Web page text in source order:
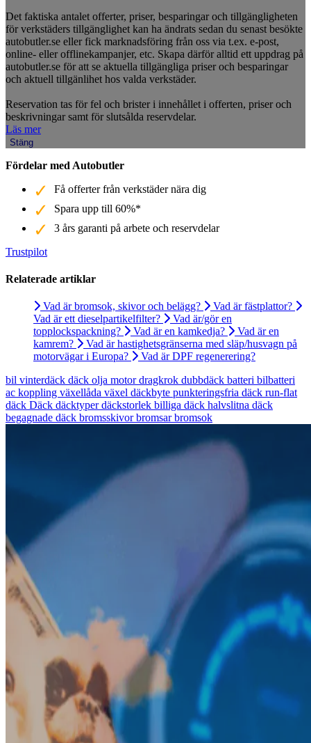
Det faktiska antalet offerter, priser, besparingar och tillgängligheten
för verkstäders tillgänglighet kan ha ändrats sedan du senast besökte
autobutler.se eller fick marknadsföring från oss via t.ex. e-post,
online- eller offlinekampanjer, etc. Skapa därför alltid ett uppdrag på
autobutler.se för att se aktuella tillgängliga priser och besparingar
och aktuell tillgänlihet hos valda verkstäder.
Reservation tas för fel och brister i innehållet i offerten, priser och
beskrivningar samt för slutsålda reservdelar.
Läs mer
Stäng
Fördelar med Autobutler
Få offerter från verkstäder nära dig
Spara upp till 60%*
3 års garanti på arbete och reservdelar
Trustpilot
Relaterade artiklar
Vad är bromsok, skivor och belägg?
Vad är fästplattor?
Vad är ett dieselpartikelfilter?
Vad är/gör en
topplockspackning?
Vad är en kamkedja?
Vad är en
kamrem?
Vad är hastighetsgränserna med släp/husvagn på
motorvägar i Europa?
Vad är DPF regenerering?
bil vinterdäck däck olja motordragkrok dubbdäck batteri bilbatteri
ac koppling växellåda växel däckbyte punkteringsfria däck run-flat
däck Däck däcktyperdäckstorlek billiga däck halvslitna däck
begagnade däck bromsskivorbromsarbromsok